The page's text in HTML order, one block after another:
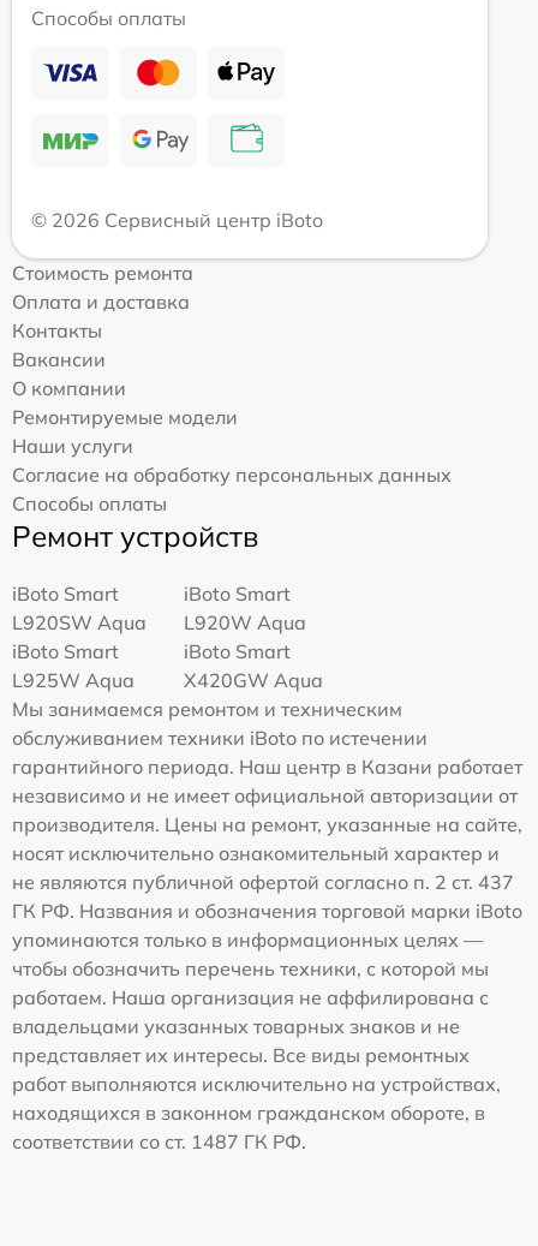
Способы оплаты
© 2026 Сервисный центр iBoto
Стоимость ремонта
Оплата и доставка
Контакты
Вакансии
О компании
Ремонтируемые модели
Наши услуги
Согласие на обработку персональных данных
Способы оплаты
Ремонт устройств
iBoto Smart
L920SW Aqua
iBoto Smart
L920W Aqua
iBoto Smart
L925W Aqua
iBoto Smart
Х420GW Aqua
Мы занимаемся ремонтом и техническим
обслуживанием техники iBoto по истечении
гарантийного периода. Наш центр в Казани работает
независимо и не имеет официальной авторизации от
производителя. Цены на ремонт, указанные на сайте,
носят исключительно ознакомительный характер и
не являются публичной офертой согласно п. 2 ст. 437
ГК РФ. Названия и обозначения торговой марки iBoto
упоминаются только в информационных целях —
чтобы обозначить перечень техники, с которой мы
работаем. Наша организация не аффилирована с
владельцами указанных товарных знаков и не
представляет их интересы. Все виды ремонтных
работ выполняются исключительно на устройствах,
находящихся в законном гражданском обороте, в
соответствии со ст. 1487 ГК РФ.